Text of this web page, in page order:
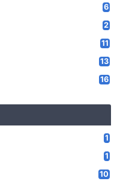
6
2
11
13
16
1
1
10